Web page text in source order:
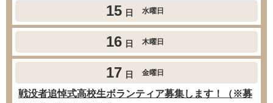
15 日 水曜日
16 日 木曜日
17 日 金曜日
戦没者追悼式高校生ボランティア募集します！（※募